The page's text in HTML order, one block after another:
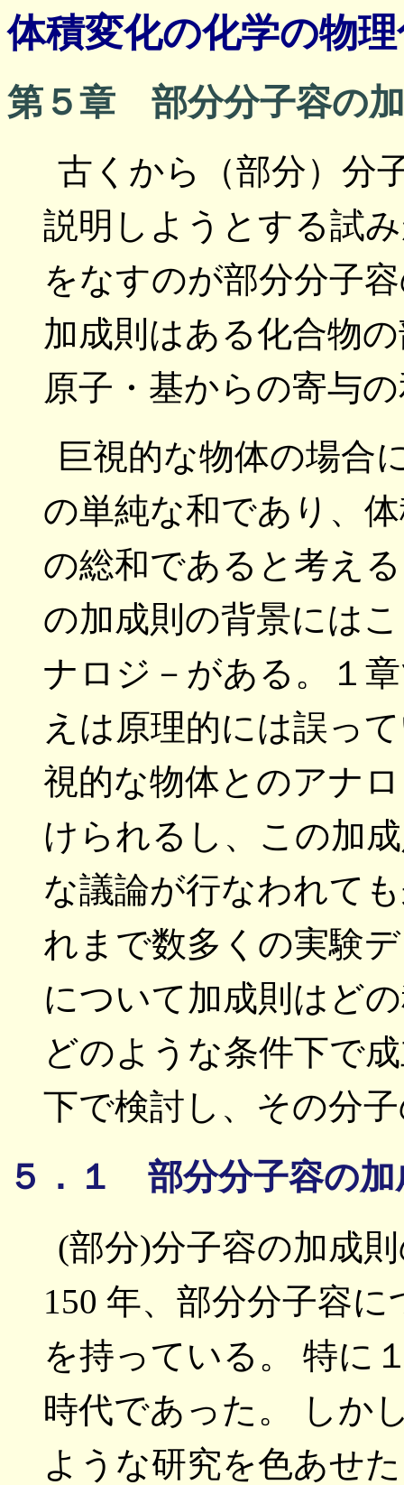
体積変化の化学の物
第５章 部分分子容の
古くから（部分）分
説明しようとする試
をなすのが部分分子
加成則はある化合物
原子・基からの寄与
巨視的な物体の場合
の単純な和であり、
の総和であると考え
の加成則の背景には
ナロジ－がある。１
えは原理的には誤っ
視的な物体とのアナ
けられるし、この加
な議論が行なわれて
れまで数多くの実験
について加成則はど
どのような条件下で
下で検討し、その分
５．１ 部分分子容の加
(部分)分子容の加成
150 年、部分分子容
を持っている。 特に
時代であった。 しか
ような研究を色あせ